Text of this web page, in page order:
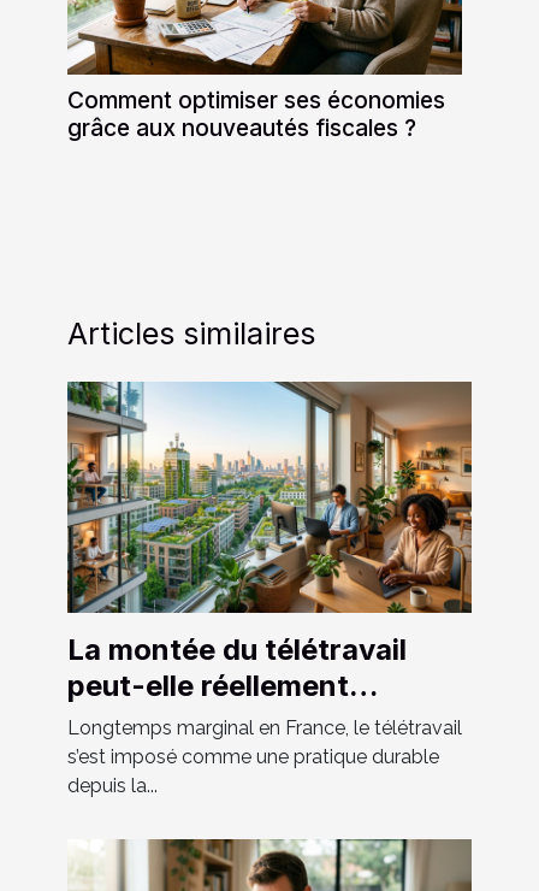
Comment optimiser ses économies
grâce aux nouveautés fiscales ?
Articles similaires
La montée du télétravail
peut-elle réellement
façonner le paysage urbain
de demain ?
Longtemps marginal en France, le télétravail
s’est imposé comme une pratique durable
depuis la...